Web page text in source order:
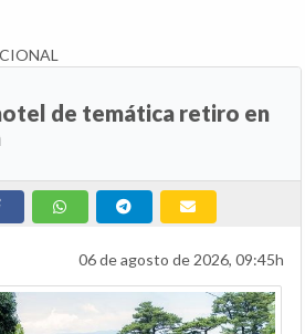
de temática retiro en
06 de agosto de 2026, 09:45h